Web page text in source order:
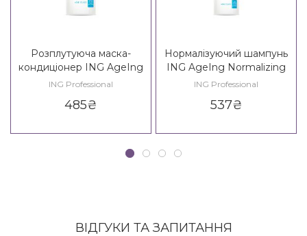
Розплутуюча маска-
кондиціонер ING AgeIng
Detangling Conditioner 14+
ING Professional
485₴
Нормалізуючий шампунь
ING AgeIng Normalizing
Shampoo 14+
ING Professional
537₴
ВІДГУКИ ТА ЗАПИТАННЯ